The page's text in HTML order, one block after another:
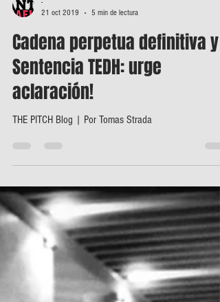
-
21 oct 2019
5 min de lectura
Cadena perpetua definitiva y
aclaración!
THE PITCH Blog | Por Tomas Strada